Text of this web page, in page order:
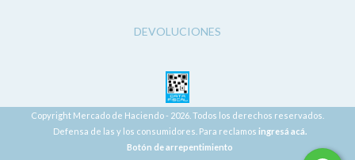
DEVOLUCIONES
Copyright Mercado de Haciendo - 2026. Todos los derechos reservados.
Defensa de las y los consumidores. Para reclamos ingresá acá.
Botón de arrepentimiento